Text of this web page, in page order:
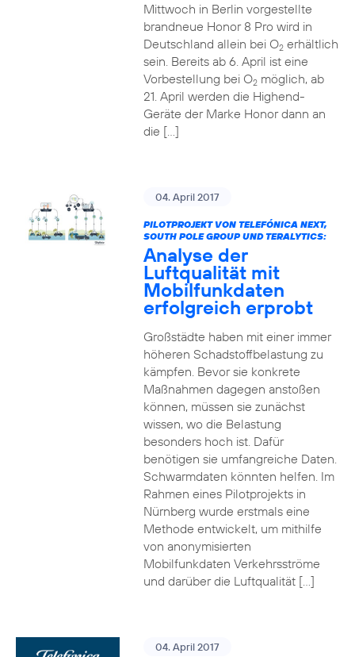
Mittwoch in Berlin vorgestellte
brandneue Honor 8 Pro wird in
Deutschland allein bei O2erhältlich
sein. Bereits ab 6. April ist eine
Vorbestellung bei O2möglich, ab
21. April werden die Highend-
Geräte der Marke Honor dann an
die […]
04. April 2017
PILOTPROJEKT VON TELEFÓNICA NEXT,
SOUTH POLE GROUP UND TERALYTICS:
Analyse der
Luftqualität mit
Mobilfunkdaten
erfolgreich erprobt
Großstädte haben mit einer immer
höheren Schadstoffbelastung zu
kämpfen. Bevor sie konkrete
Maßnahmen dagegen anstoßen
können, müssen sie zunächst
wissen, wo die Belastung
besonders hoch ist. Dafür
benötigen sie umfangreiche Daten.
Schwarmdaten könnten helfen. Im
Rahmen eines Pilotprojekts in
Nürnberg wurde erstmals eine
Methode entwickelt, um mithilfe
von anonymisierten
Mobilfunkdaten Verkehrsströme
und darüber die Luftqualität […]
04. April 2017